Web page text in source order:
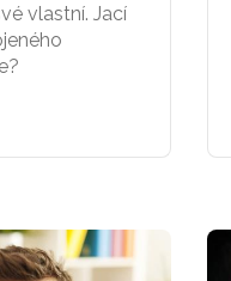
vlastní. Jací